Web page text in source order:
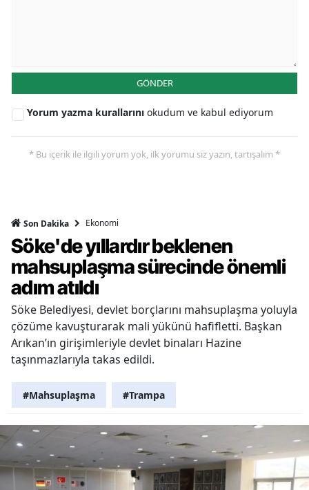
GÖNDER
Yorum yazma kurallarını okudum ve kabul ediyorum
* Bu içerik ile ilgili yorum yok, ilk yorumu siz yazın, tartışalım *
Son Dakika Ekonomi
Söke'de yıllardır beklenen
mahsuplaşma sürecinde önemli
adım atıldı
Söke Belediyesi, devlet borçlarını mahsuplaşma yoluyla
çözüme kavuşturarak mali yükünü hafifletti. Başkan
Arıkan’ın girişimleriyle devlet binaları Hazine
taşınmazlarıyla takas edildi.
#Mahsuplaşma #Trampa